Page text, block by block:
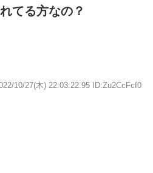
てる方なの？
10/27(木) 22:03:22.95 ID:Zu2CcFcf0